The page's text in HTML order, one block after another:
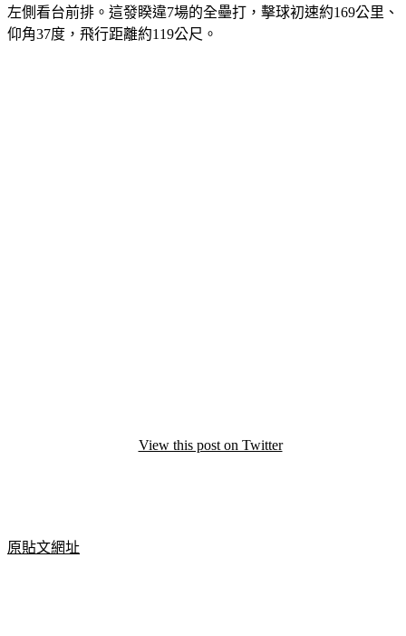
左側看台前排。這發睽違7場的全壘打，擊球初速約169公里、
仰角37度，飛行距離約119公尺。
View this post on Twitter
原貼文網址